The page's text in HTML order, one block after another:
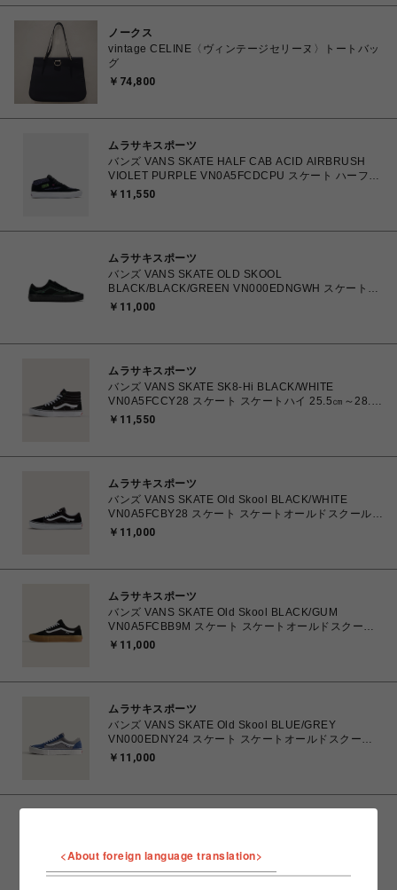
ノークス
vintage CELINE〈ヴィンテージセリーヌ〉トートバッ
グ
￥74,800
ムラサキスポーツ
バンズ VANS SKATE HALF CAB ACID AIRBRUSH
VIOLET PURPLE VN0A5FCDCPU スケート ハーフキ
ャブ 26.0cm～28.0㎝ スニーカー メンズ シューズ
￥11,550
ムラサキスポーツ
バンズ VANS SKATE OLD SKOOL
BLACK/BLACK/GREEN VN000EDNGWH スケートオ
ールドスクール 26.0cm～28.0㎝ スニーカー メンズ シ
￥11,000
ムラサキスポーツ
バンズ VANS SKATE SK8-Hi BLACK/WHITE
VN0A5FCCY28 スケート スケートハイ 25.5㎝～28.0
㎝ スニーカー メンズ シューズ 0194905568090 【送
￥11,550
ムラサキスポーツ
バンズ VANS SKATE Old Skool BLACK/WHITE
VN0A5FCBY28 スケート スケートオールドスクール
23.5㎝～28.0㎝ スニーカー メンズ レディース シュー
￥11,000
ムラサキスポーツ
バンズ VANS SKATE Old Skool BLACK/GUM
VN0A5FCBB9M スケート スケートオールドスクール
23.5㎝～28.0㎝ スニーカー メンズ レディース シュー
￥11,000
ムラサキスポーツ
バンズ VANS SKATE Old Skool BLUE/GREY
VN000EDNY24 スケート スケートオールドスクール
26.0㎝～28.0㎝ スニーカー メンズ シューズ
￥11,000
バンズ スケート ハーフキャブ VANS SKATE HALF
CAB CHARCOAL GREY/BLACK VN0A5FCDB2U
26.0㎝～28.0㎝ スニーカー メンズ シューズ
<About foreign language translation>